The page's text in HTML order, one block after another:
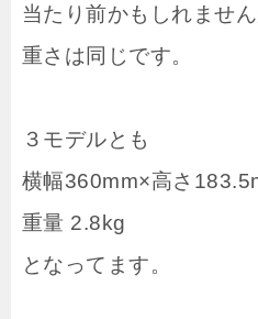
当たり前かもしれませ
重さは同じです。
３モデルとも
横幅360mm×高さ
重量 2.8kg
となってます。